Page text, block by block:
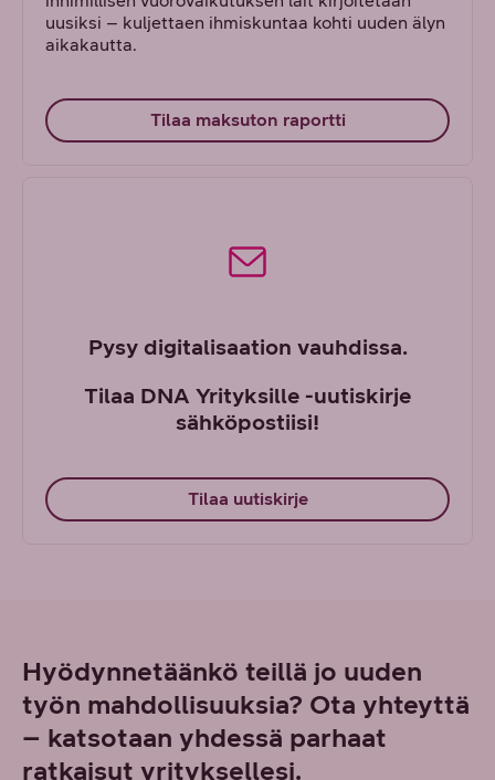
uusiksi – kuljettaen ihmiskuntaa kohti uuden älyn
aikakautta.
Tilaa maksuton raportti
Pysy digitalisaation vauhdissa.
Tilaa DNA Yrityksille -uutiskirje
sähköpostiisi!
Tilaa uutiskirje
Hyödynnetäänkö teillä jo uuden
työn mahdollisuuksia? Ota yhteyttä
– katsotaan yhdessä parhaat
ratkaisut yrityksellesi.